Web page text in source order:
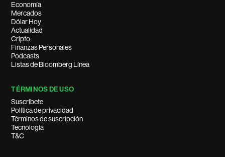
Economía
Mercados
Dólar Hoy
Actualidad
Cripto
Finanzas Personales
Podcasts
Listas de Bloomberg Línea
TÉRMINOS DE USO
Suscríbete
Política de privacidad
Términos de suscripción
Tecnología
T&C